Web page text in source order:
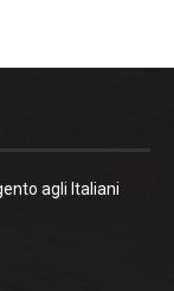
agli Italiani